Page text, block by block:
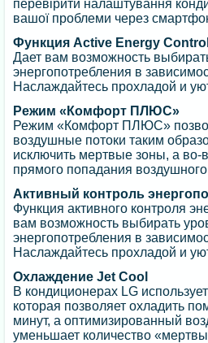
перевірити налаштування
вашої проблеми через
Функция Active Energy
Дает вам возможность
энергопотребления в
Наслаждайтесь прохладой и
Режим «Комфорт ПЛЮС»
Режим «Комфорт ПЛЮС»
воздушные потоки таким
исключить мертвые зоны, а во-
прямого попадания
Активный контроль
Функция активного контроля
вам возможность выбирать
энергопотребления в
Наслаждайтесь прохладой и
Охлаждение Jet Cool
В кондиционерах LG
которая позволяет охладить
минут, а оптимизированный
уменьшает количество